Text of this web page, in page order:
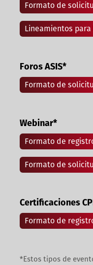
Formato de
Lineamientos
Foros ASIS*
Formato de
Webinar*
Formato de
Formato de
Certificaciones
Formato de
*Estos tipos de